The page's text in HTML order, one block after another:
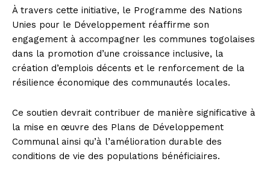
À travers cette initiative, le Programme des Nations
Unies pour le Développement réaffirme son
engagement à accompagner les communes togolaises
dans la promotion d’une croissance inclusive, la
création d’emplois décents et le renforcement de la
résilience économique des communautés locales.
Ce soutien devrait contribuer de manière significative à
la mise en œuvre des Plans de Développement
Communal ainsi qu’à l’amélioration durable des
conditions de vie des populations bénéficiaires.